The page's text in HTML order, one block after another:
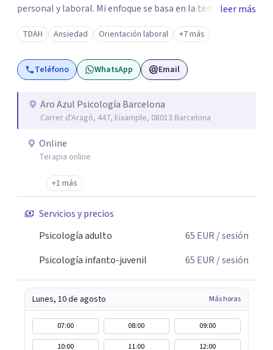
personal y laboral. Mi enfoque se basa en la terapia
cognitivo-conductual e integral, aplicando metodologías
y técnicas respaldadas por la evidencia científica. En
sesión, además de escuchar, te proporciono
herramientas prácticas y efectivas para que puedas
Mi compromiso en consulta es ofrecerte un espacio
transformarte en positivo, fortaleciendo tu autoestima y
leer más
TDAH Ansiedad Orientación laboral +7 más
Teléfono WhatsApp Email
Aro Azul Psicología Barcelona
Carrer d'Aragó, 447, Eixample, 08013 Barcelona
Online
Terapia online
+1 más
Servicios y precios
Psicología adulto
65 EUR / sesión
Psicología infanto-juvenil
65 EUR / sesión
Lunes, 10 de agosto Más horas
07:00 08:00
09:00
10:00
11:00 12:00